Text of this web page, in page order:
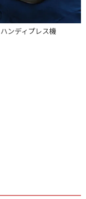
ハンディプレス機